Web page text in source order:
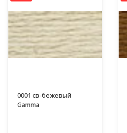
0001 св-бежевый
Gamma